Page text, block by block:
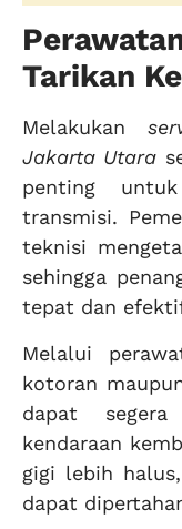
Tarikan
Melakukan
Jakarta Utara
penting
transmisi.
teknisi
sehingga
tepat dan
Melalui
kotoran
dapat
kendaraan
gigi lebih
dapat